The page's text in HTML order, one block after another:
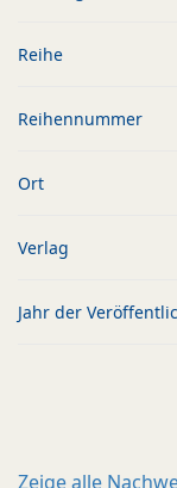
Reihe
Reihennummer
Ort
Verlag
Jahr der
Zeige alle